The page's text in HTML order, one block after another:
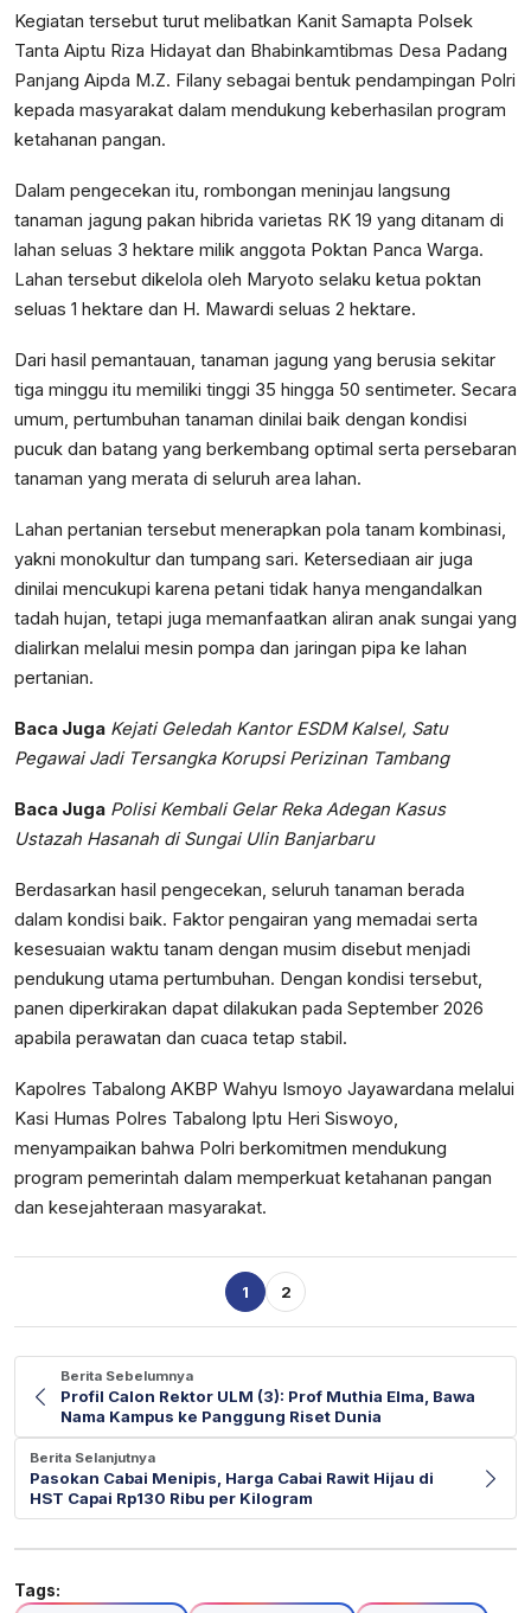
Kegiatan tersebut turut melibatkan Kanit Samapta Polsek
Tanta Aiptu Riza Hidayat dan Bhabinkamtibmas Desa Padang
Panjang Aipda M.Z. Filany sebagai bentuk pendampingan Polri
kepada masyarakat dalam mendukung keberhasilan program
ketahanan pangan.
Dalam pengecekan itu, rombongan meninjau langsung
tanaman jagung pakan hibrida varietas RK 19 yang ditanam di
lahan seluas 3 hektare milik anggota Poktan Panca Warga.
Lahan tersebut dikelola oleh Maryoto selaku ketua poktan
seluas 1 hektare dan H. Mawardi seluas 2 hektare.
Dari hasil pemantauan, tanaman jagung yang berusia sekitar
tiga minggu itu memiliki tinggi 35 hingga 50 sentimeter. Secara
umum, pertumbuhan tanaman dinilai baik dengan kondisi
pucuk dan batang yang berkembang optimal serta persebaran
tanaman yang merata di seluruh area lahan.
Lahan pertanian tersebut menerapkan pola tanam kombinasi,
yakni monokultur dan tumpang sari. Ketersediaan air juga
dinilai mencukupi karena petani tidak hanya mengandalkan
tadah hujan, tetapi juga memanfaatkan aliran anak sungai yang
dialirkan melalui mesin pompa dan jaringan pipa ke lahan
pertanian.
Baca Juga Kejati Geledah Kantor ESDM Kalsel, Satu
Pegawai Jadi Tersangka Korupsi Perizinan Tambang
Baca Juga Polisi Kembali Gelar Reka Adegan Kasus
Ustazah Hasanah di Sungai Ulin Banjarbaru
Berdasarkan hasil pengecekan, seluruh tanaman berada
dalam kondisi baik. Faktor pengairan yang memadai serta
kesesuaian waktu tanam dengan musim disebut menjadi
pendukung utama pertumbuhan. Dengan kondisi tersebut,
panen diperkirakan dapat dilakukan pada September 2026
apabila perawatan dan cuaca tetap stabil.
Kapolres Tabalong AKBP Wahyu Ismoyo Jayawardana melalui
Kasi Humas Polres Tabalong Iptu Heri Siswoyo,
menyampaikan bahwa Polri berkomitmen mendukung
program pemerintah dalam memperkuat ketahanan pangan
dan kesejahteraan masyarakat.
1 2
Berita Sebelumnya
Profil Calon Rektor ULM (3): Prof Muthia Elma, Bawa
Nama Kampus ke Panggung Riset Dunia
Berita Selanjutnya
Pasokan Cabai Menipis, Harga Cabai Rawit Hijau di
HST Capai Rp130 Ribu per Kilogram
Tags: